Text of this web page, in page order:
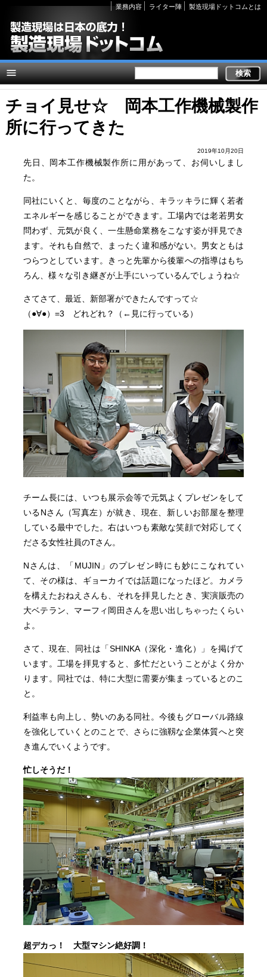
Secondary
links
業務内容 ライター陣 製造現場ドットコムとは
チョイ見せ☆ 岡本工作機械製作
所に行ってきた
2019年10月20日
先日、岡本工作機械製作所に用があって、お伺いしまし
た。
同社にいくと、毎度のことながら、キラッキラに輝く若者
エネルギーを感じることができます。工場内では老若男女
問わず、元気が良く、一生懸命業務をこなす姿が拝見でき
ます。それも自然で、まったく違和感がない。男女ともは
つらつとしています。きっと先輩から後輩への指導はもち
ろん、様々な引き継ぎが上手にいっているんでしょうね☆
さてさて、最近、新部署ができたんですって☆
（●∀●）=3 どれどれ？（←見に行っている）
チーム長には、いつも展示会等で元気よくプレゼンをして
いるNさん（写真左）が就き、現在、新しいお部屋を整理
している最中でした。右はいつも素敵な笑顔で対応してく
ださる女性社員のTさん。
Nさんは、「MUJIN」のプレゼン時にも妙にこなれてい
て、その様は、ギョーカイでは話題になったほど。カメラ
を構えたおねえさんも、それを拝見したとき、実演販売の
大ベテラン、マーフィ岡田さんを思い出しちゃったくらい
よ。
さて、現在、同社は「SHINKA（深化・進化）」を掲げて
います。工場を拝見すると、多忙だということがよく分か
ります。同社では、特に大型に需要が集まっているとのこ
と。
利益率も向上し、勢いのある同社。今後もグローバル路線
を強化していくとのことで、さらに強靱な企業体質へと突
き進んでいくようです。
忙しそうだ！
超デカっ！ 大型マシン絶好調！